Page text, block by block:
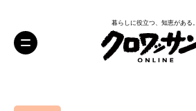
暮らしに役立つ、知恵がある。